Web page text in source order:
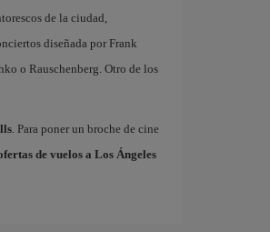
de la ciudad,
diseñada por Frank
o Rauschenberg. Otro de los
. Para poner un broche de cine
de vuelos a Los Ángeles